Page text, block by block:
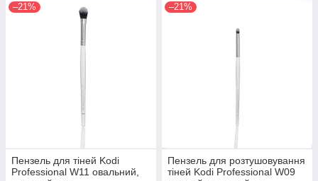
–21%
Пензель для тіней Kodi
Professional W11 овальний,
–21%
Пензель для розтушовування
тіней Kodi Professional W09